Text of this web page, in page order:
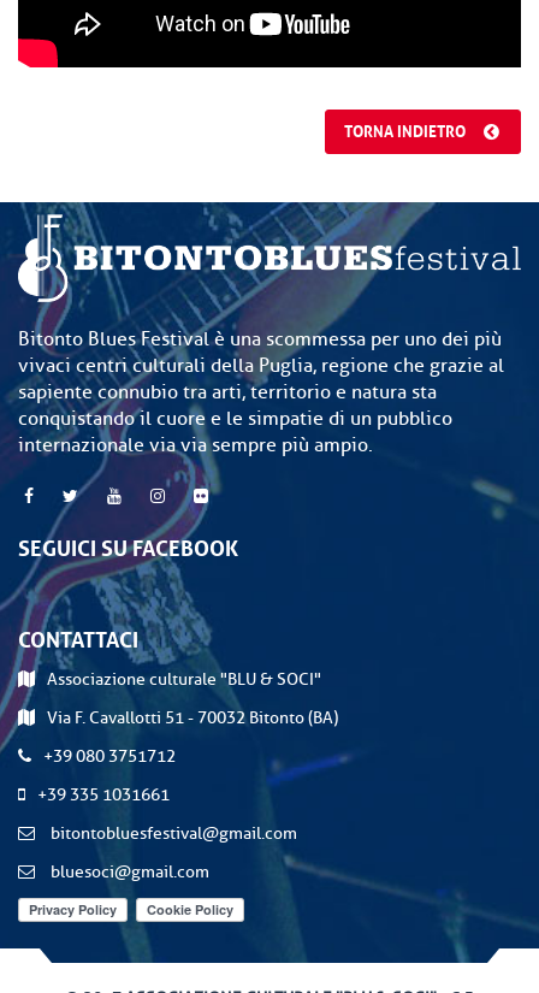
TORNA INDIETRO
Bitonto Blues Festival è una scommessa per uno dei più
vivaci centri culturali della Puglia, regione che grazie al
sapiente connubio tra arti, territorio e natura sta
conquistando il cuore e le simpatie di un pubblico
internazionale via via sempre più ampio.
SEGUICI SU FACEBOOK
CONTATTACI
Associazione culturale "BLU & SOCI"
Via F. Cavallotti 51 - 70032 Bitonto (BA)
+39 080 3751712
+39 335 1031661
bitontobluesfestival@gmail.com
bluesoci@gmail.com